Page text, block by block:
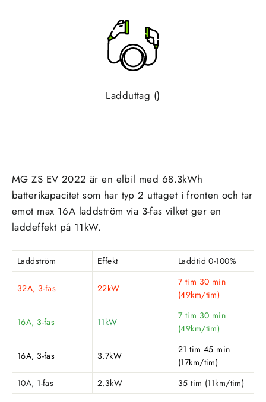
Ladduttag ()
MG ZS EV 2022 är en elbil med 68.3kWh
batterikapacitet som har typ 2 uttaget ifronten och tar
emot max 16A laddström via 3-fas vilket ger en
laddeffekt på 11kW.
Laddström Effekt Laddtid 0-100%
32A, 3-fas 22kW
7 tim 30 min
(49km/tim)
16A, 3-fas 11kW
7 tim 30 min
(49km/tim)
16A, 3-fas 3.7kW
21 tim 45 min
(17km/tim)
10A, 1-fas
2.3kW 35 tim (11km/tim)